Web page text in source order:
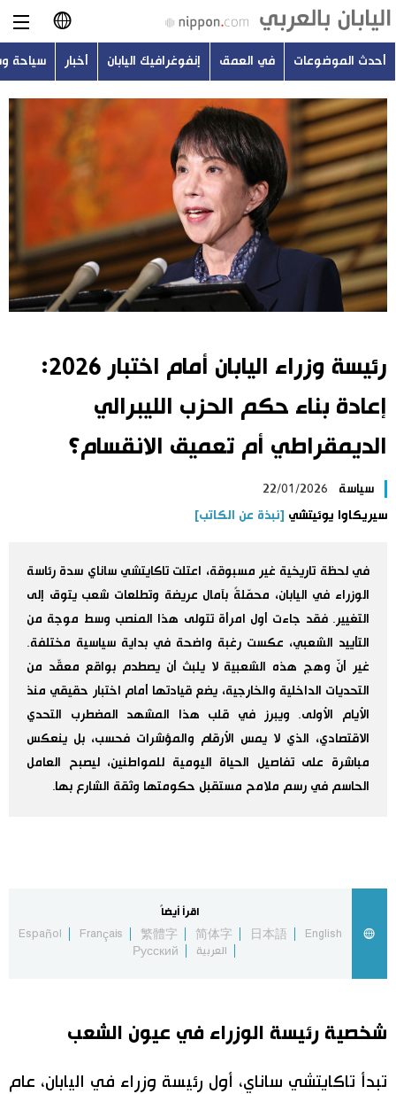
日本語
English
简体字
Français
Español
أحدث الموضوعات
في العمق
إنفوغرافيك اليابان
سياحة وسفر
اليابان في فيديو
علوم وتكنولوجيا
الأقسام
صور
أشخاص
ثقافة
لايف ستايل
طوكيو
إعلان
الأكثر تفاعلا
اللغة اليابانية
هو وهي
أحدث الموضوعات في العمق إنفوغرافيك اليابان أخبار سياحة
رئيسة وزراء اليابان أمام اختبار 2026:
إعادة بناء حكم الحزب الليبرالي
الديمقراطي أم تعميق الانقسام؟
سياسة
22/01/2026
سيريكاوا يوئيتشي [نبذة عن الكاتب]
في لحظة تاريخية غير مسبوقة، اعتلت تاكايتشي ساناي سدة رئاسة
الوزراء في اليابان، محمّلةً بآمال عريضة وتطلعات شعب يتوق إلى
التغيير. فقد جاءت أول امرأة تتولى هذا المنصب وسط موجة من
التأييد الشعبي، عكست رغبة واضحة في بداية سياسية مختلفة.
غير أنّ وهج هذه الشعبية لا يلبث أن يصطدم بواقع معقّد من
التحديات الداخلية والخارجية، يضع قيادتها أمام اختبار حقيقي منذ
الأيام الأولى. ويبرز في قلب هذا المشهد المضطرب التحدي
الاقتصادي، الذي لا يمس الأرقام والمؤشرات فحسب، بل ينعكس
مباشرة على تفاصيل الحياة اليومية للمواطنين، ليصبح العامل
الحاسم في رسم ملامح مستقبل حكومتها وثقة الشارع بها.
اقرأ أيضاً
English
日本語
简体字
繁體字
Français
Español
العربية
Русский
شخصية رئيسة الوزراء في عيون الشعب
تبدأ تاكايتشي ساناي، أول رئيسة وزراء في اليابان، عام